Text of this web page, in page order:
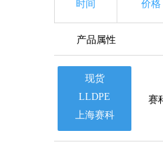
时间 价格
产品属性
现货
LLDPE
上海赛科